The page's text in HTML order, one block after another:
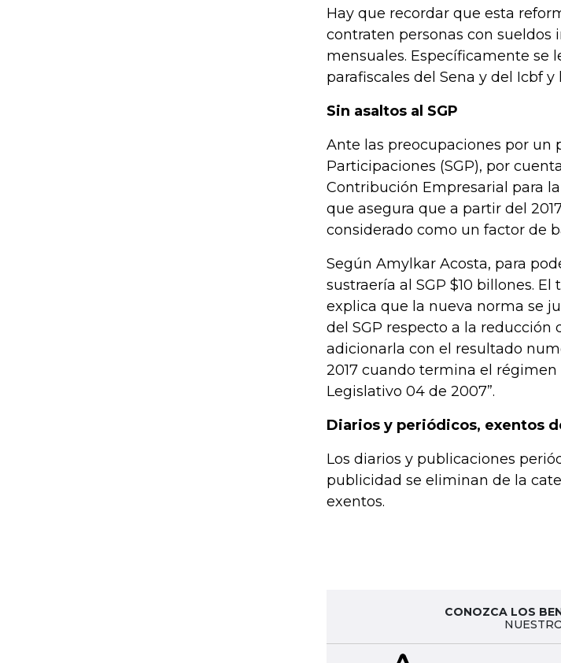
Hay que recordar que esta
contraten personas con sueldos
mensuales. Específicamente se
parafiscales del Sena y del Icbf y
Sin asaltos al SGP
Ante las preocupaciones por un
Participaciones (SGP), por
Contribución Empresarial para
que asegura que a partir del
considerado como un factor de
Según Amylkar Acosta, para
sustraería al SGP $10 billones.
explica que la nueva norma se
del SGP respecto a la reducción
adicionarla con el resultado
2017 cuando termina el
Legislativo 04 de 2007”.
Diarios y periódicos, exentos
Los diarios y publicaciones
publicidad se eliminan de la
exentos.
CONOZCA LOS